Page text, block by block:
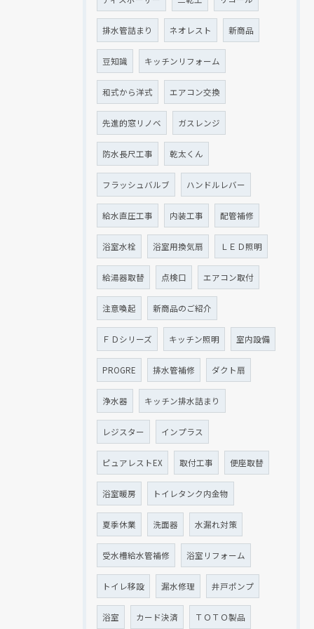
排水管詰まり ネオレスト 新商品
豆知識 キッチンリフォーム
和式から洋式 エアコン交換
先進的窓リノベ ガスレンジ
防水長尺工事 乾太くん
フラッシュバルブ ハンドルレバー
給水直圧工事 内装工事 配管補修
浴室水栓 浴室用換気扇 ＬＥＤ照明
給湯器取替 点検口 エアコン取付
注意喚起 新商品のご紹介
ＦＤシリーズ キッチン照明 室内設備
PROGRE 排水管補修 ダクト扇
浄水器 キッチン排水詰まり
レジスター インプラス
ピュアレストEX 取付工事 便座取替
浴室暖房 トイレタンク内金物
夏季休業 洗面器 水漏れ対策
受水槽給水管補修 浴室リフォーム
トイレ移設 漏水修理 井戸ポンプ
浴室 カード決済 ＴＯＴＯ製品